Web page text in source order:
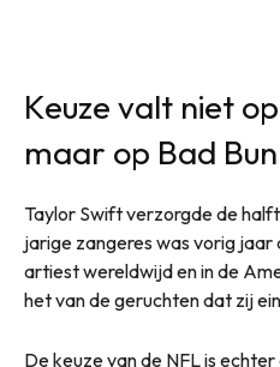
Keuze valt niet
maar op Bad
Taylor Swift verzorgde de
jarige zangeres was vorig
artiest wereldwijd en in de
het van de geruchten dat zij
De keuze van de NFL is